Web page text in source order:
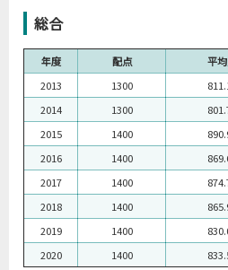
総合
年度 配点 平
2013
1300
2014
1300
2015
1400
2016
1400
2017
1400
2018
1400
2019
1400
2020
1400